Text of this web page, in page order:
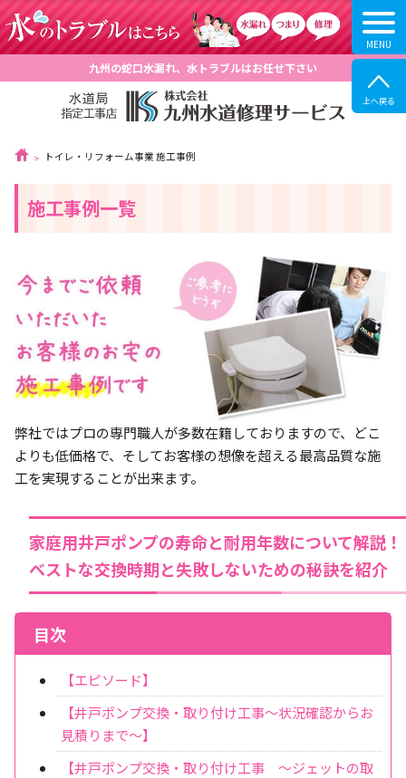
九州の蛇口水漏れ、水トラブルはお任せ下さい
トイレ・リフォーム事業 施工事例
施工事例一覧
弊社ではプロの専門職人が多数在籍しておりますので、どこ
よりも低価格で、そしてお客様の想像を超える最高品質な施
工を実現することが出来ます。
家庭用井戸ポンプの寿命と耐用年数について解説！
ベストな交換時期と失敗しないための秘訣を紹介
目次
【エピソード】
【井戸ポンプ交換・取り付け工事～状況確認からお
見積りまで～】
【井戸ポンプ交換・取り付け工事 ～ジェットの取